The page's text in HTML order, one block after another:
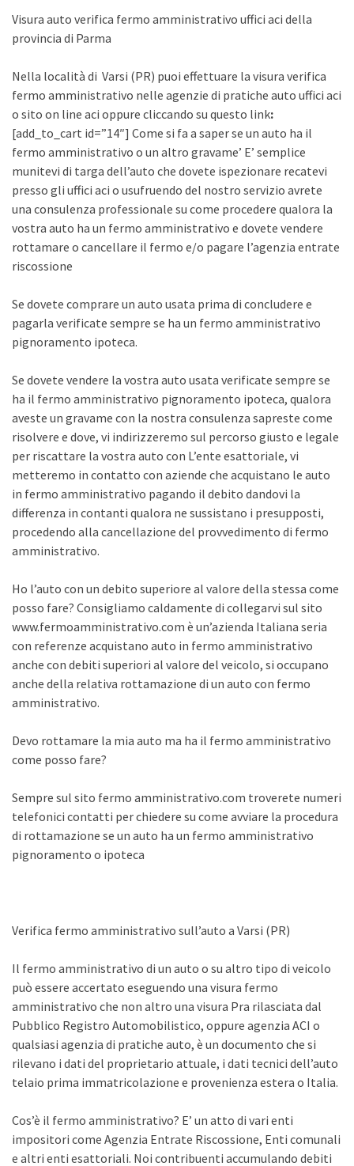
Visura auto verifica fermo amministrativo uffici aci della
provincia di Parma
Nella località di Varsi (PR) puoi effettuare la visura verifica
fermo amministrativo nelle agenzie di pratiche auto uffici aci
o sito on line aci oppure cliccando su questo link:
[add_to_cart id=”14″] Come si fa a saper se un auto ha il
fermo amministrativo o un altro gravame’ E’ semplice
munitevi di targa dell’auto che dovete ispezionare recatevi
presso gli uffici aci o usufruendo del nostro servizio avrete
una consulenza professionale su come procedere qualora la
vostra auto ha un fermo amministrativo e dovete vendere
rottamare o cancellare il fermo e/o pagare l’agenzia entrate
riscossione
Se dovete comprare un auto usata prima di concludere e
pagarla verificate sempre se ha un fermo amministrativo
pignoramento ipoteca.
Se dovete vendere la vostra auto usata verificate sempre se
ha il fermo amministrativo pignoramento ipoteca, qualora
aveste un gravame con la nostra consulenza sapreste come
risolvere e dove, vi indirizzeremo sul percorso giusto e legale
per riscattare la vostra auto con L’ente esattoriale, vi
metteremo in contatto con aziende che acquistano le auto
in fermo amministrativo pagando il debito dandovi la
differenza in contanti qualora ne sussistano i presupposti,
procedendo alla cancellazione del provvedimento di fermo
amministrativo.
Ho l’auto con un debito superiore al valore della stessa come
posso fare? Consigliamo caldamente di collegarvi sul sito
www.fermoamministrativo.com è un’azienda Italiana seria
con referenze acquistano auto in fermo amministrativo
anche con debiti superiori al valore del veicolo, si occupano
anche della relativa rottamazione di un auto con fermo
amministrativo.
Devo rottamare la mia auto ma ha il fermo amministrativo
come posso fare?
Sempre sul sito fermo amministrativo.com troverete numeri
telefonici contatti per chiedere su come avviare la procedura
di rottamazione se un auto ha un fermo amministrativo
pignoramento o ipoteca
Verifica fermo amministrativo sull’auto a Varsi (PR)
Il fermo amministrativo di un auto o su altro tipo di veicolo
può essere accertato eseguendo una visura fermo
amministrativo che non altro una visura Pra rilasciata dal
Pubblico Registro Automobilistico, oppure agenzia ACI o
qualsiasi agenzia di pratiche auto, è un documento che si
rilevano i dati del proprietario attuale, i dati tecnici dell’auto
telaio prima immatricolazione e provenienza estera o Italia.
Cos’è il fermo amministrativo? E’ un atto di vari enti
impositori come Agenzia Entrate Riscossione, Enti comunali
e altri enti esattoriali. Noi contribuenti accumulando debiti